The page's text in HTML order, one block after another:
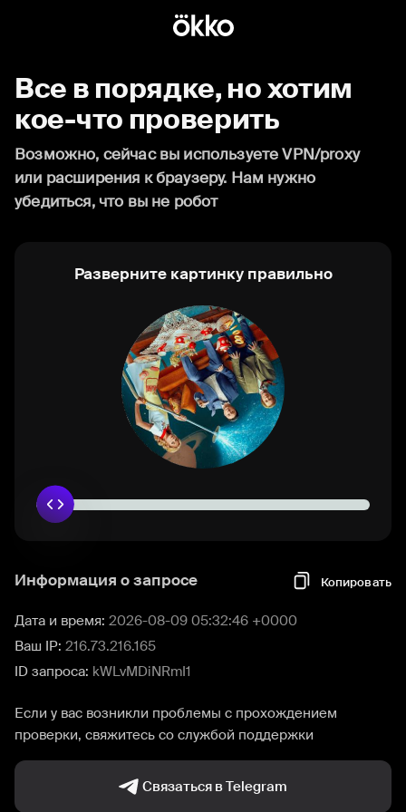
Все в порядке, но хотим
кое-что проверить
Возможно, сейчас вы используете VPN/proxy
или расширения к браузеру. Нам нужно
убедиться, что вы не робот
Разверните картинку правильно
Информация о запросе Копировать
Дата и время: 2026-08-09 05:32:46 +0000
Ваш IP: 216.73.216.165
ID запроса: kWLvMDiNRmI1
Если у вас возникли проблемы с прохождением
проверки, свяжитесь со службой поддержки
Связаться в Telegram